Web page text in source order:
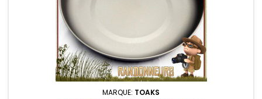
MARQUE: TOAKS